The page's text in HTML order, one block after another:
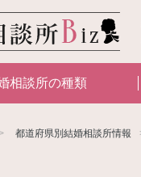
相談所の種類
都道府県別結婚相談所情報